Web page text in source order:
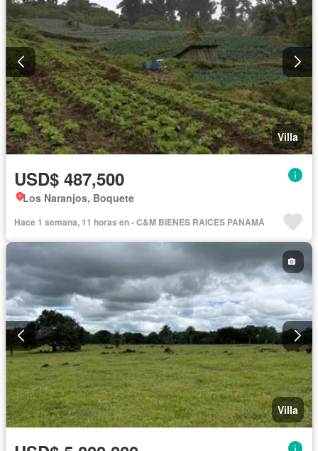
Villa
USD$ 487,500
Los Naranjos, Boquete
Hace 1 semana, 11 horas en - C&M BIENES RAICES PANAMÁ
Villa